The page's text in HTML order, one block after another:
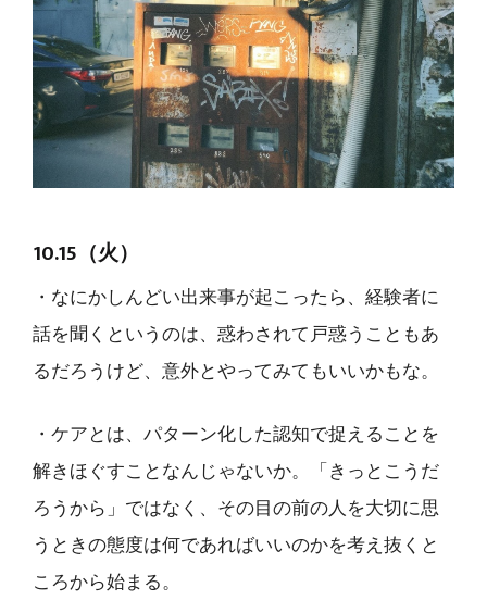
10.15（火）
・なにかしんどい出来事が起こったら、経験者に
話を聞くというのは、惑わされて戸惑うこともあ
るだろうけど、意外とやってみてもいいかもな。
・ケアとは、パターン化した認知で捉えることを
解きほぐすことなんじゃないか。「きっとこうだ
ろうから」ではなく、その目の前の人を大切に思
うときの態度は何であればいいのかを考え抜くと
ころから始まる。